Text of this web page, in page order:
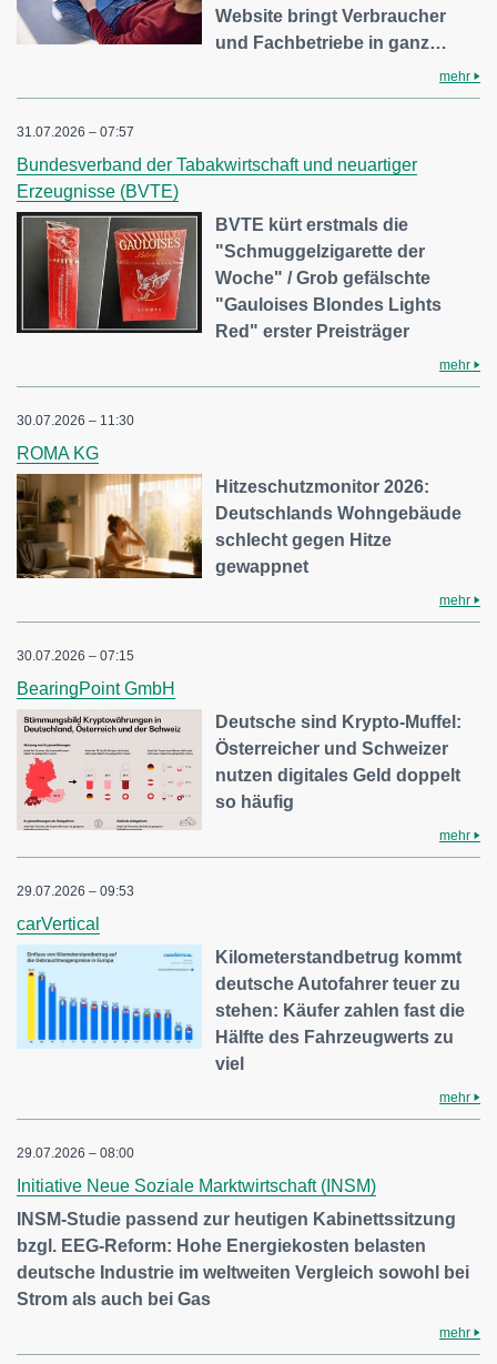
Website bringt Verbraucher
und Fachbetriebe in ganz…
mehr
31.07.2026 – 07:57
Bundesverband der Tabakwirtschaft und neuartiger
Erzeugnisse (BVTE)
BVTE kürt erstmals die
"Schmuggelzigarette der
Woche" / Grob gefälschte
"Gauloises Blondes Lights
Red" erster Preisträger
mehr
30.07.2026 – 11:30
ROMA KG
Hitzeschutzmonitor 2026:
Deutschlands Wohngebäude
schlecht gegen Hitze
gewappnet
mehr
30.07.2026 – 07:15
BearingPoint GmbH
Deutsche sind Krypto-Muffel:
Österreicher und Schweizer
nutzen digitales Geld doppelt
so häufig
mehr
29.07.2026 – 09:53
carVertical
Kilometerstandbetrug kommt
deutsche Autofahrer teuer zu
stehen: Käufer zahlen fast die
Hälfte des Fahrzeugwerts zu
viel
mehr
29.07.2026 – 08:00
Initiative Neue Soziale Marktwirtschaft (INSM)
INSM-Studie passend zur heutigen Kabinettssitzung
bzgl. EEG-Reform: Hohe Energiekosten belasten
deutsche Industrie im weltweiten Vergleich sowohl bei
Strom als auch bei Gas
mehr